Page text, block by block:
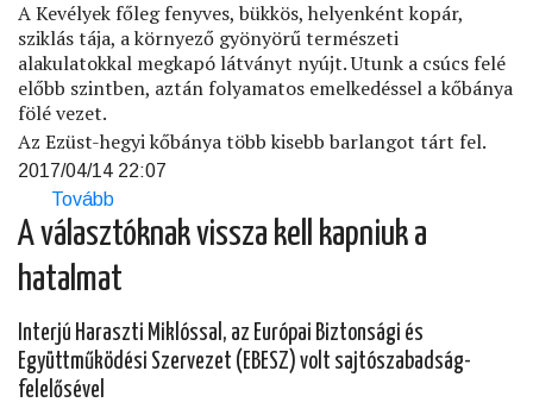
A Kevélyek főleg fenyves, bükkös, helyenként kopár,
sziklás tája, a környező gyönyörű természeti
alakulatokkal megkapó látványt nyújt. Utunk a csúcs felé
előbb szintben, aztán folyamatos emelkedéssel a kőbánya
fölé vezet.
Az Ezüst-hegyi kőbánya több kisebb barlangot tárt fel.
2017/04/14 22:07
Tovább
hegység,
Nagy-
kevélyi
A választóknak vissza kell kapniuk a
hatalmat
Interjú Haraszti Miklóssal, az Európai Biztonsági és
Együttműködési Szervezet (EBESZ) volt sajtószabadság-
felelősével